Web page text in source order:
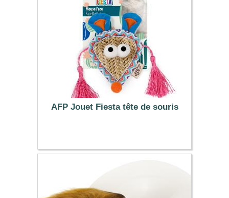
AFP Jouet Fiesta tête de souris
3.90 €